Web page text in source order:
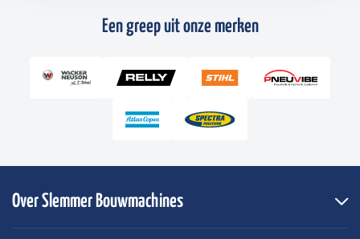
Een greep uit onze merken
Over Slemmer Bouwmachines